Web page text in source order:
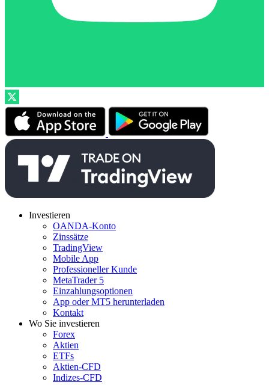
Investieren
OANDA-Konto
Zinssätze
TradingView
Mobile App
Professioneller Kunde
MetaTrader 5
Einzahlungsoptionen
App oder MT5 herunterladen
Kontakt
Wo Sie investieren
Forex
Aktien
ETFs
Aktien-CFD
Indizes-CFD